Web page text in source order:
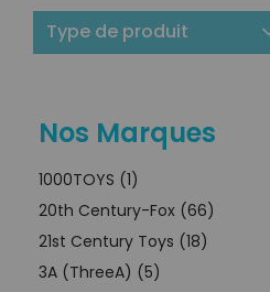
Type de produit
Nos Marques
1000TOYS (1)
20th Century-Fox (66)
21st Century Toys (18)
3A (ThreeA) (5)